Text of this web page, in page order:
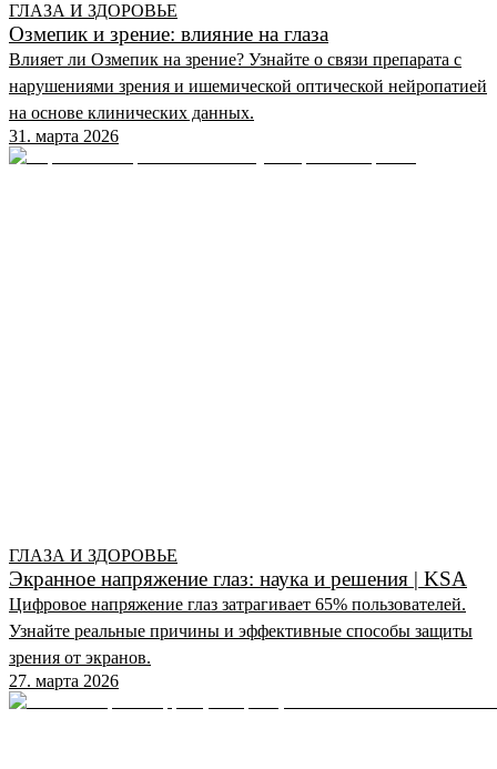
ГЛАЗА И ЗДОРОВЬЕ
Озмепик и зрение: влияние на глаза
Влияет ли Озмепик на зрение? Узнайте о связи препарата с
нарушениями зрения и ишемической оптической нейропатией
на основе клинических данных.
31. марта 2026
ГЛАЗА И ЗДОРОВЬЕ
Экранное напряжение глаз: наука и решения | KSA
Цифровое напряжение глаз затрагивает 65% пользователей.
Узнайте реальные причины и эффективные способы защиты
зрения от экранов.
27. марта 2026